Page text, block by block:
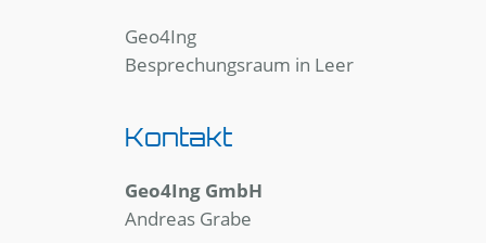
Geo4Ing
Besprechungsraum in Leer
Kontakt
Geo4Ing GmbH
Andreas Grabe